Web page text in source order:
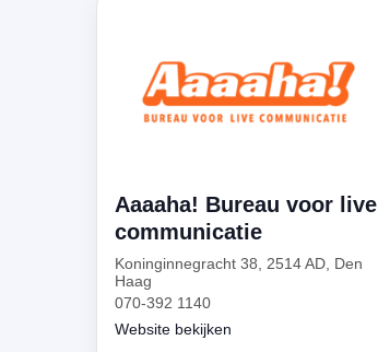
Aaaaha! Bureau voor live
communicatie
Koninginnegracht 38, 2514 AD, Den
Haag
070-392 1140
Website bekijken